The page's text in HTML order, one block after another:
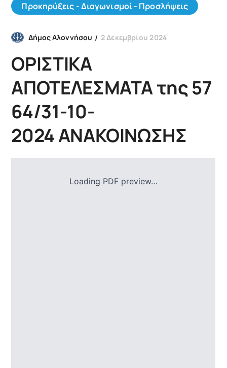
Προκηρύξεις - Διαγωνισμοί - Προσλήψεις
Δήμος Αλοννήσου 2 Δεκεμβρίου 2024
ΟΡΙΣΤΙΚΑ
ΑΠΟΤΕΛΕΣΜΑΤΑ της 57
64/31-10-
2024 ΑΝΑΚΟΙΝΩΣΗΣ